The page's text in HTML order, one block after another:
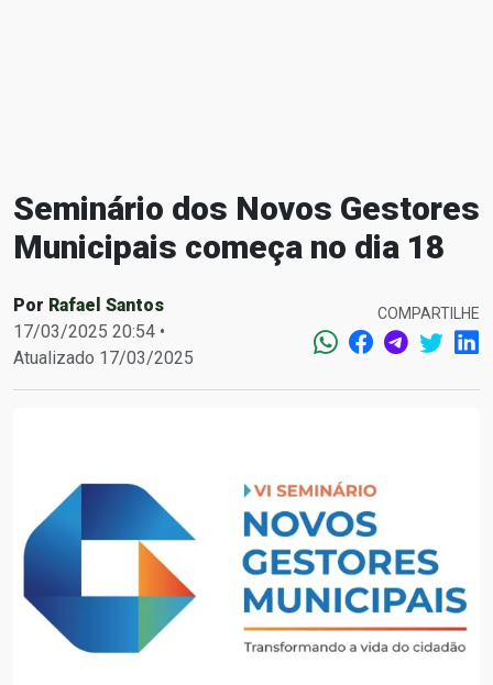
Seminário dos Novos Gestores
Municipais começa no dia 18
Por Rafael Santos
17/03/2025 20:54 •
Atualizado 17/03/2025
COMPARTILHE